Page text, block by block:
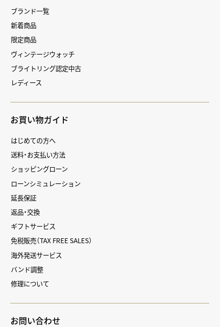
ブランド一覧
新着商品
限定商品
ヴィンテージウォッチ
ブライトリング認定中古
レディース
お買い物ガイド
はじめての方へ
送料・お支払い方法
ショッピングローン
ローンシミュレーション
延長保証
返品・交換
ギフトサービス
免税販売（TAX FREE SALES）
海外発送サービス
バンド調整
修理について
お問い合わせ